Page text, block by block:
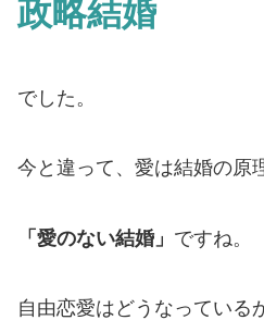
政略結婚
でした。
今と違って、愛は結婚の原
「愛のない結婚」 ですね。
自由恋愛はどうなっている